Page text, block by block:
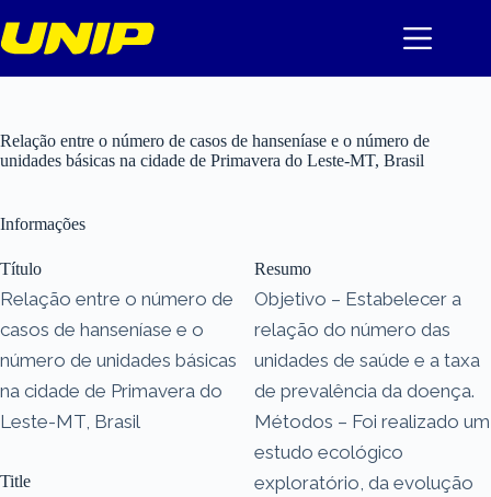
para
o
Relação entre o número de casos de hanseníase e o número de
unidades básicas na cidade de Primavera do Leste-MT, Brasil
Informações
Título
Relação entre o número de
casos de hanseníase e o
número de unidades básicas
na cidade de Primavera do
Leste-MT, Brasil
Title
Resumo
Objetivo – Estabelecer a
relação do número das
unidades de saúde e a taxa
de prevalência da doença.
Métodos – Foi realizado um
estudo ecológico
exploratório, da evolução